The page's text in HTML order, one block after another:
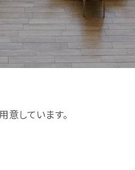
意しています。